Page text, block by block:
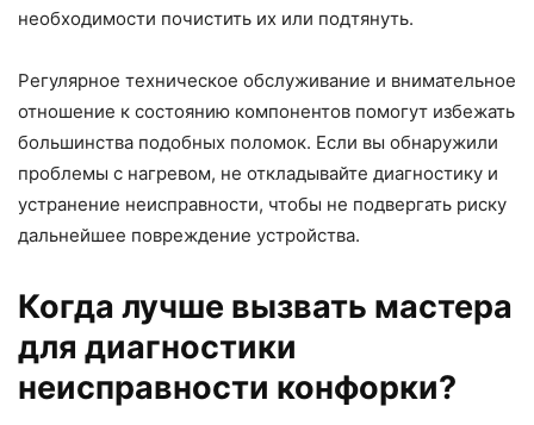
необходимости почистить их или подтянуть.
Регулярное техническое обслуживание и внимательное
отношение к состоянию компонентов помогут избежать
большинства подобных поломок. Если вы обнаружили
проблемы с нагревом, не откладывайте диагностику и
устранение неисправности, чтобы не подвергать риску
дальнейшее повреждение устройства.
Когда лучше вызвать мастера
для диагностики
неисправности конфорки?